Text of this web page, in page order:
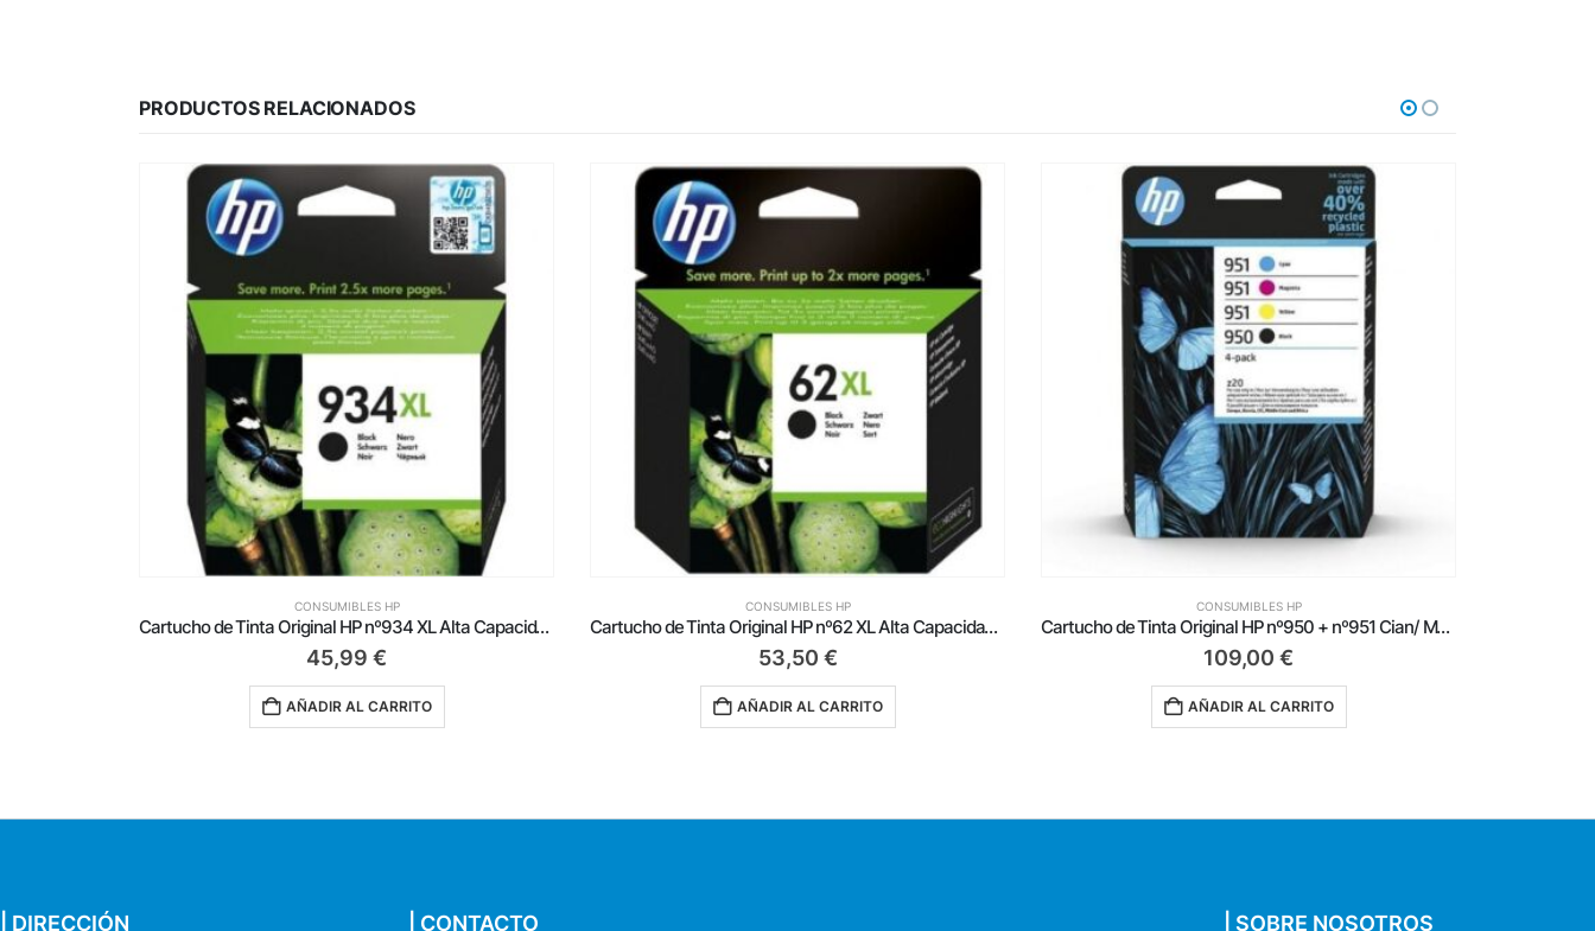
PRODUCTOS RELACIONADOS
CONSUMIBLES HP
Cartucho de Tinta Original HP nº62 XL Alta Capacidad/ Negro
53,50 €
AÑADIR AL CARRITO
CONSUMIBLES HP
Cartucho de Tinta Original HP nº950 + nº951 Cian/ Magenta/ Amarillo/ Negro
109,00€
AÑADIR AL CARRITO
CONSUMIBLES HP
Cartucho de Tinta Original HP nº935/ Amarillo
18,25€
AÑADIR AL CARRITO
| DIRECCIÓN | CONTACTO | SOBRE NOSOTROS